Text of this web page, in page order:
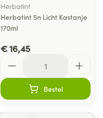
Herbatint
Herbatint 5n Licht Kastanje
170ml
€ 16,45
Bestel